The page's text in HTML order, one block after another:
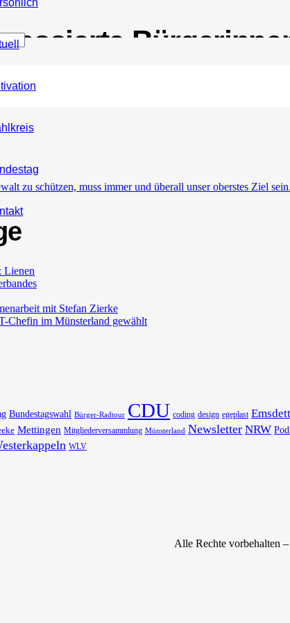
zu schützen, muss immer und überall unser oberstes Ziel
Lienen
mit Stefan Zierke
Chefin im Münsterland gewählt
Bundestagswahl Bürger-Radtour CDU coding design egeplast
Mettingen Mitgliederversammlung Münsterland Newsletter NRW
WLV
Alle Rechte vorbehalten